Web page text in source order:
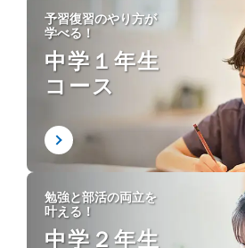
予習復習のやり方が
学べる！
中学１年生
コース
勉強と部活の両立を
叶える！
中学２年生